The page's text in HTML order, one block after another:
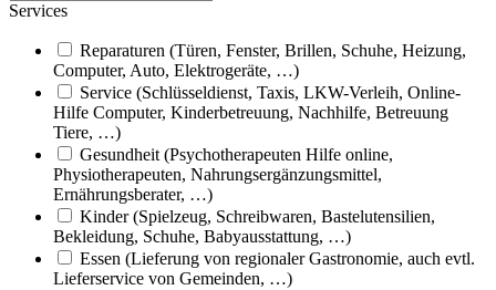
Services
Reparaturen (Türen, Fenster, Brillen, Schuhe, Heizung,
Computer, Auto, Elektrogeräte, …)
Service (Schlüsseldienst, Taxis, LKW-Verleih, Online-
Hilfe Computer, Kinderbetreuung, Nachhilfe, Betreuung
Tiere, …)
Gesundheit (Psychotherapeuten Hilfe online,
Physiotherapeuten, Nahrungsergänzungsmittel,
Ernährungsberater, …)
Kinder (Spielzeug, Schreibwaren, Bastelutensilien,
Bekleidung, Schuhe, Babyausstattung, …)
Essen (Lieferung von regionaler Gastronomie, auch evtl.
Lieferservice von Gemeinden, …)